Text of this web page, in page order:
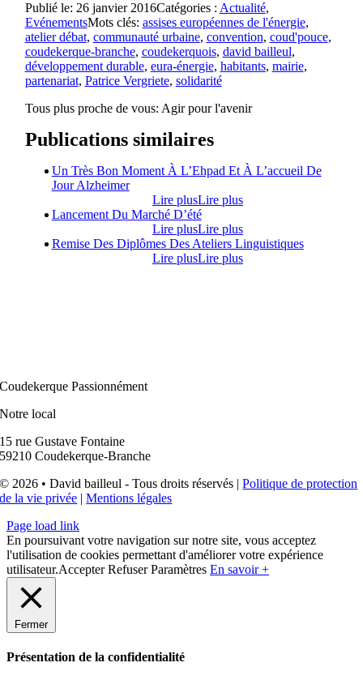
Publié le: 26 janvier 2016Catégories : Actualité,
EvénementsMots clés: assises européennes de l'énergie,
atelier débat, communauté urbaine, convention, coud'pouce,
coudekerque-branche, coudekerquois, david bailleul,
développement durable, eura-énergie, habitants, mairie,
partenariat, Patrice Vergriete, solidarité
Tous plus proche de vous: Agir pour l'avenir
Publications similaires
Un Très Bon Moment À L’Ehpad Et À L’accueil De
Jour Alzheimer
Lire plusLire plus
Lancement Du Marché D’été
Lire plusLire plus
Remise Des Diplômes Des Ateliers Linguistiques
Lire plusLire plus
Coudekerque Passionnément
Notre local
15 rue Gustave Fontaine
59210 Coudekerque-Branche
© 2026 • David bailleul - Tous droits réservés |Politique de protection
de la vie privée |Mentions légales
Page load link
En poursuivant votre navigation sur notre site, vous acceptez
l'utilisation de cookies permettant d'améliorer votre expérience
utilisateur.Accepter Refuser Paramètres En savoir +
Fermer
Présentation de la confidentialité